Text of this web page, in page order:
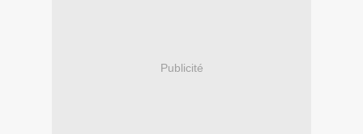
Publicité